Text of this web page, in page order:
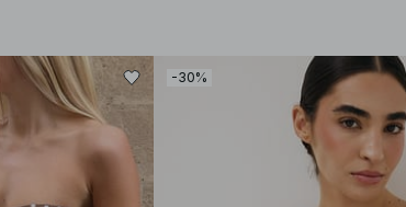
-30%